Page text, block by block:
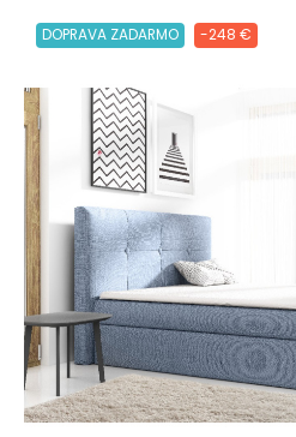
DOPRAVA ZADARMO -248 €